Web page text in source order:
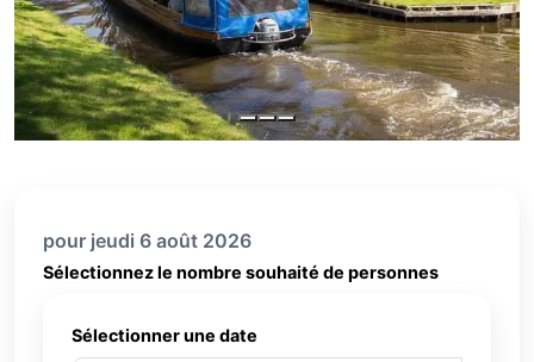
pour jeudi 6 août 2026
Sélectionnez le nombre souhaité de personnes
Sélectionner une date